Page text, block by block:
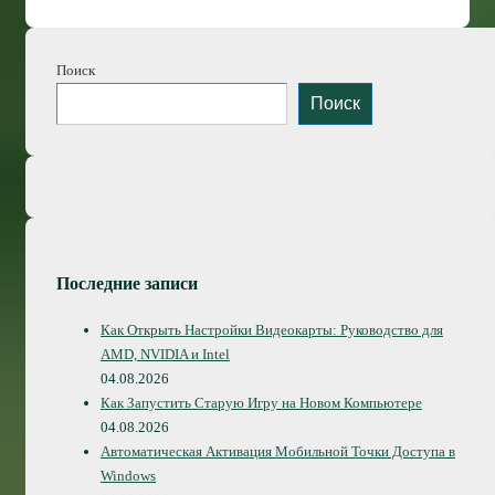
Поиск
Поиск
Последние записи
Как Открыть Настройки Видеокарты: Руководство для
AMD, NVIDIA и Intel
04.08.2026
Как Запустить Старую Игру на Новом Компьютере
04.08.2026
Автоматическая Активация Мобильной Точки Доступа в
Windows